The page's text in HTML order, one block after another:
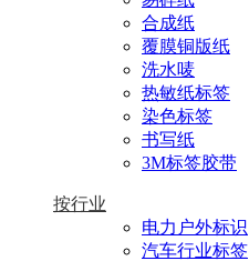
合成纸
覆膜铜版纸
洗水唛
热敏纸标签
染色标签
书写纸
3M标签胶带
按行业
电力户外标识
汽车行业标签